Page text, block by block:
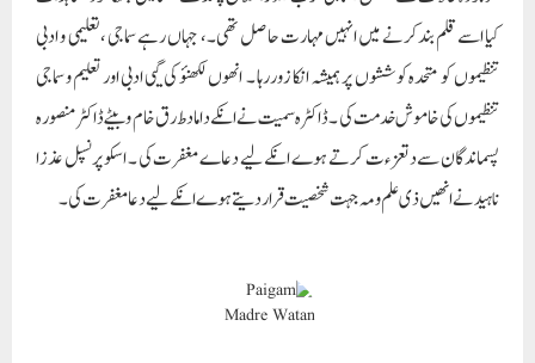
کیا اسے قلم بند کرنے میں انہیں مہارت حاصل تھی ۔، جہاں رہے سماجی ، تعلیمی و ادبی
تنظیموں کو متحدہ کوششوں پر ہمیشہ انکا زور رہا ۔ انھوں لکھنؤ کی گیی ادبی اور تعلیم و سماجی
تنظیموں کی خاموش خدمت کی ۔ ڈاکٹر ہ سمیت نے انکے داماد ط رق خام و بیٹے ڈاکٹر منصور ہ
پسماندگان سے دتعزءت کرتے ہوے انکے لیے دعاے مغفرت کی ۔ اسکو پرنسپل عذزا
ناہید نے انھیں ذی علم ومہ جہت شخصیت قرار دیتے ہوے انکے لیے دعا مغفرت کی ۔